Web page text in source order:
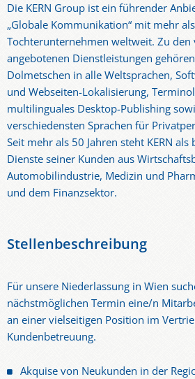
Die KERN Group ist ein führender
„Globale Kommunikation“ mit mehr
Tochterunternehmen weltweit. Zu den
angebotenen Dienstleistungen
Dolmetschen in alle Weltsprachen,
und Webseiten-Lokalisierung,
multilinguales Desktop-Publishing
verschiedensten Sprachen für
Seit mehr als 50 Jahren steht KERN
Dienste seiner Kunden aus
Automobilindustrie, Medizin und
und dem Finanzsektor.
Stellenbeschreibung
Für unsere Niederlassung in Wien
nächstmöglichen Termin eine/n
an einer vielseitigen Position im
Kundenbetreuung.
Akquise von Neukunden in der